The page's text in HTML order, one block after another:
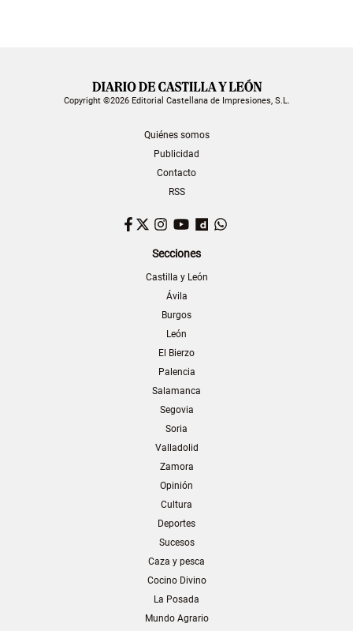
Copyright ©2026 Editorial Castellana de Impresiones, S.L.
Quiénes somos
Publicidad
Contacto
RSS
Facebook
TwitterInstagram
YouTubeDailymotion
Secciones
Castilla y León
Ávila
Burgos
León
El Bierzo
Palencia
Salamanca
Segovia
Soria
Valladolid
Zamora
Opinión
Cultura
Deportes
Sucesos
Caza y pesca
Cocino Divino
La Posada
Mundo Agrario